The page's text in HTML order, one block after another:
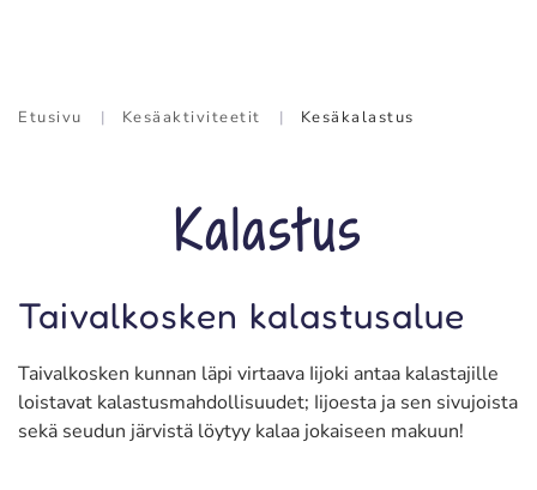
Etusivu Kesäaktiviteetit Kesäkalastus
Kalastus
Taivalkosken kalastusalue
Taivalkosken kunnan läpi virtaava Iijoki antaa kalastajille
loistavat kalastusmahdollisuudet; Iijoesta ja sen sivujoista
sekä seudun järvistä löytyy kalaa jokaiseen makuun!